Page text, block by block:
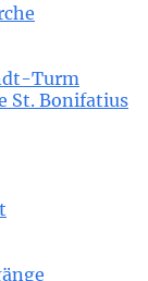
Turm
St. Bonifatius